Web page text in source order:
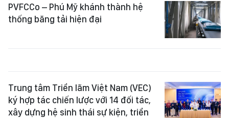
PVFCCo – Phú Mỹ khánh thành hệ
thống băng tải hiện đại
Trung tâm Triển lãm Việt Nam (VEC)
ký hợp tác chiến lược với 14 đối tác,
xây dựng hệ sinh thái sự kiện, triển